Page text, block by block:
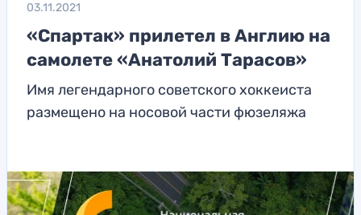
03.11.2021
«Спартак» прилетел в Англию на
самолете «Анатолий Тарасов»
Имя легендарного советского хоккеиста
размещено на носовой части фюзеляжа